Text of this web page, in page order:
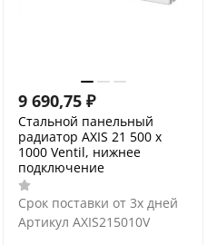
9 690,75 ₽
Стальной панельный
радиатор AXIS 21 500 x
1000 Ventil, нижнее
подключение
Срок поставки от 3х дней
Артикул AXIS215010V